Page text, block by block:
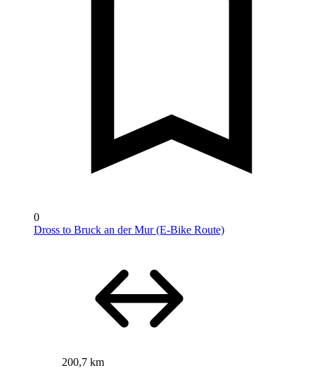
0
Dross to Bruck an der Mur (E-Bike Route)
200,7 km